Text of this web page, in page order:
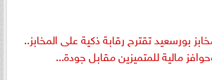
بورسعيد تقترح رقابة ذكية على المخابز..
مالية للمتميزين مقابل جودة...